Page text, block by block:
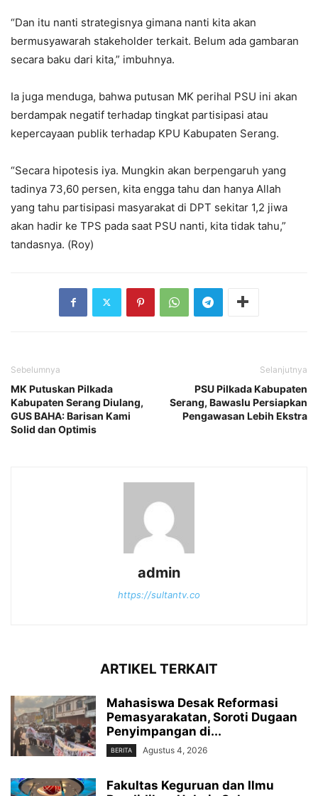
“Dan itu nanti strategisnya gimana nanti kita akan
bermusyawarah stakeholder terkait. Belum ada gambaran
secara baku dari kita,” imbuhnya.
Ia juga menduga, bahwa putusan MK perihal PSU ini akan
berdampak negatif terhadap tingkat partisipasi atau
kepercayaan publik terhadap KPU Kabupaten Serang.
“Secara hipotesis iya. Mungkin akan berpengaruh yang
tadinya 73,60 persen, kita engga tahu dan hanya Allah
yang tahu partisipasi masyarakat di DPT sekitar 1,2 jiwa
akan hadir ke TPS pada saat PSU nanti, kita tidak tahu,”
tandasnya. (Roy)
Sebelumnya
MK Putuskan Pilkada
Kabupaten Serang Diulang,
GUS BAHA: Barisan Kami
Solid dan Optimis
Selanjutnya
PSU Pilkada Kabupaten
Serang, Bawaslu Persiapkan
Pengawasan Lebih Ekstra
admin
https://sultantv.co
ARTIKEL TERKAIT
Mahasiswa Desak Reformasi
Pemasyarakatan, Soroti Dugaan
Penyimpangan di...
BERITA Agustus 4, 2026
Fakultas Keguruan dan Ilmu